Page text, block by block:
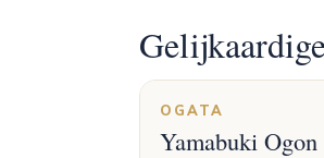
OGATA
Yamabuki Ogon